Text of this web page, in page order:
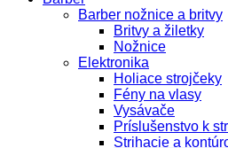
Barber nožnice a britvy
Britvy a žiletky
Nožnice
Elektronika
Holiace strojčeky
Fény na vlasy
Vysávače
Príslušenstvo k
Strihacie a